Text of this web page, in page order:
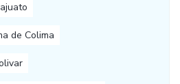
de Colima